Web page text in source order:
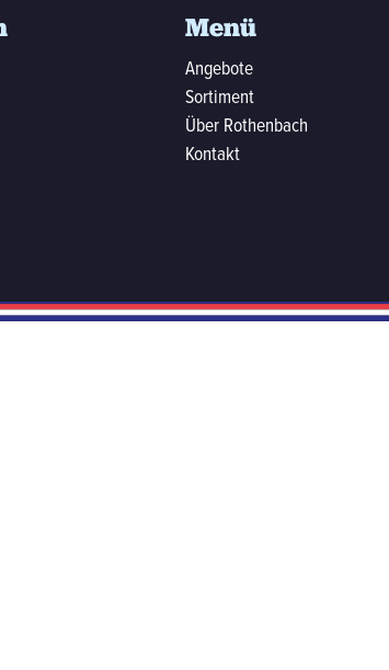
Menü
Angebote
Sortiment
Über Rothenbach
Kontakt